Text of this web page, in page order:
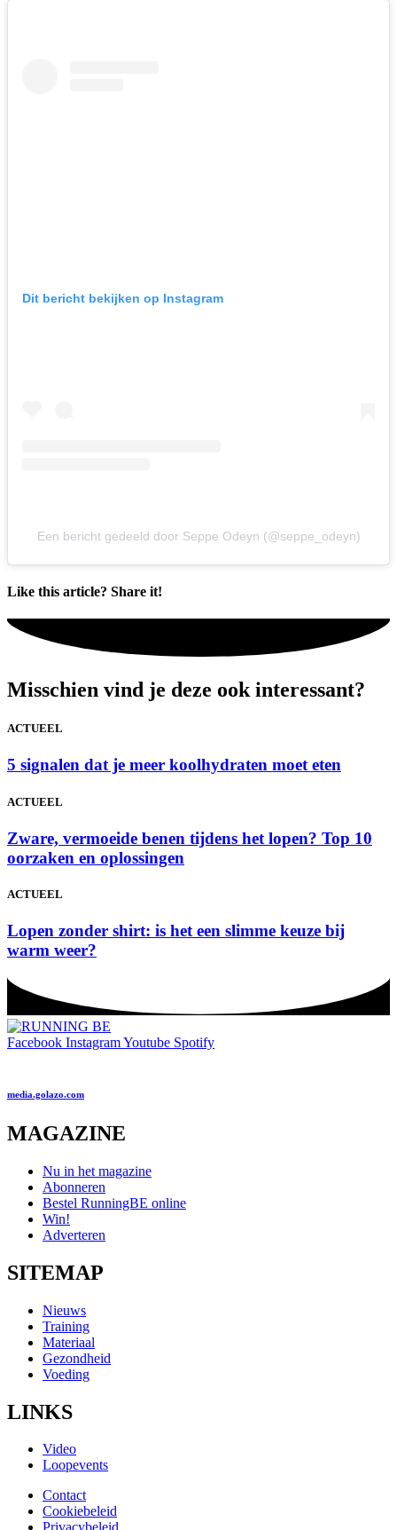
Dit bericht bekijken op Instagram
Een bericht gedeeld door Seppe Odeyn (@seppe_odeyn)
Like this article? Share it!
Misschien vind je deze ook interessant?
ACTUEEL
5 signalen dat je meer koolhydraten moet eten
ACTUEEL
Zware, vermoeide benen tijdens het lopen? Top 10
oorzaken en oplossingen
ACTUEEL
Lopen zonder shirt: is het een slimme keuze bij
warm weer?
Facebook InstagramYoutube Spotify
media.golazo.com
MAGAZINE
Nu in het magazine
Abonneren
Bestel RunningBE online
Win!
Adverteren
SITEMAP
Nieuws
Training
Materiaal
Gezondheid
Voeding
LINKS
Video
Loopevents
Contact
Cookiebeleid